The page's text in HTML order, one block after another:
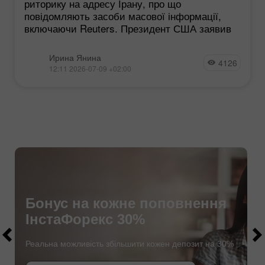
риторику на адресу Ірану, про що
повідомляють засоби масової інформації,
включаючи Reuters. Президент США заявив
Ирина Янина
12:11 2026-07-09 +02:00 4126
$1000
Бонус на кожне поповнення
ІнстаФорекс 30%
Реальна можливість збільшити кожен депозит на 30%